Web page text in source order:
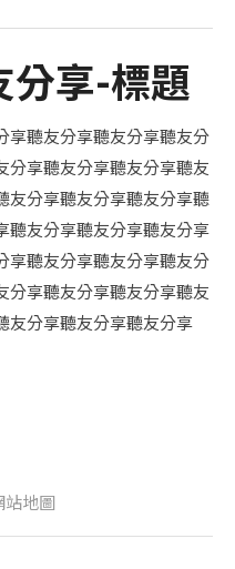
分享-標題
享聽友分享聽友分享聽友分
分享聽友分享聽友分享聽友
友分享聽友分享聽友分享聽
聽友分享聽友分享聽友分享
享聽友分享聽友分享聽友分
分享聽友分享聽友分享聽友
友分享聽友分享聽友分享
站地圖